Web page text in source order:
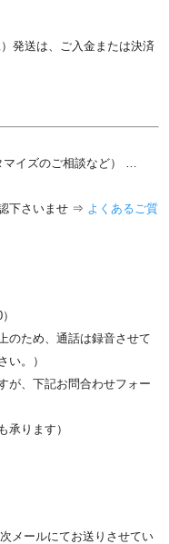
発送は、ご入金または決済
イズのご相談など） …
下さいませ ⇒ よくあるご質
のため、通話は録音させて
い。）
が、下記お問合わせフォー
承ります）
メールにてお送りさせてい